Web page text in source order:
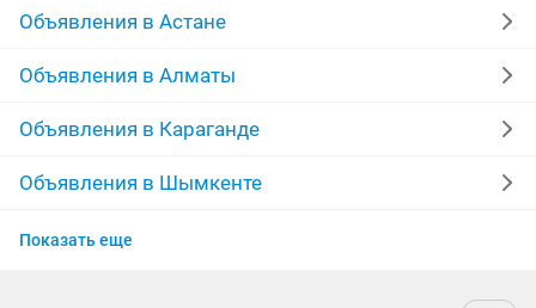
Объявления в Астане
Объявления в Алматы
Объявления в Караганде
Объявления в Шымкенте
Объявления в Усть-Каменогорске
Показать еще